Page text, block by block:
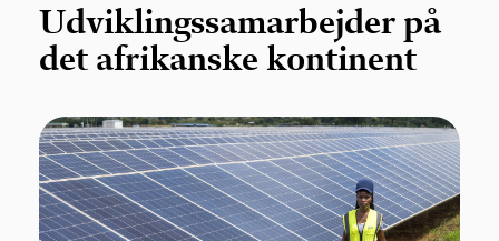
Udviklingssamarbejder på
det afrikanske kontinent